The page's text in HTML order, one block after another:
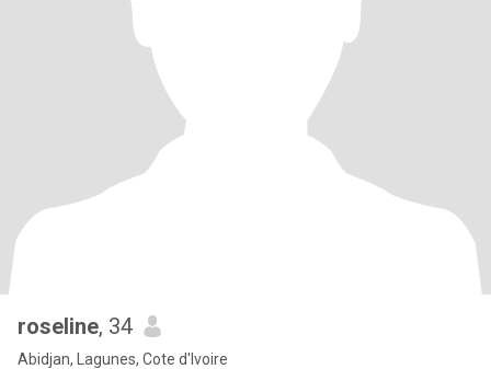
roseline, 34
Abidjan, Lagunes, Cote d'Ivoire